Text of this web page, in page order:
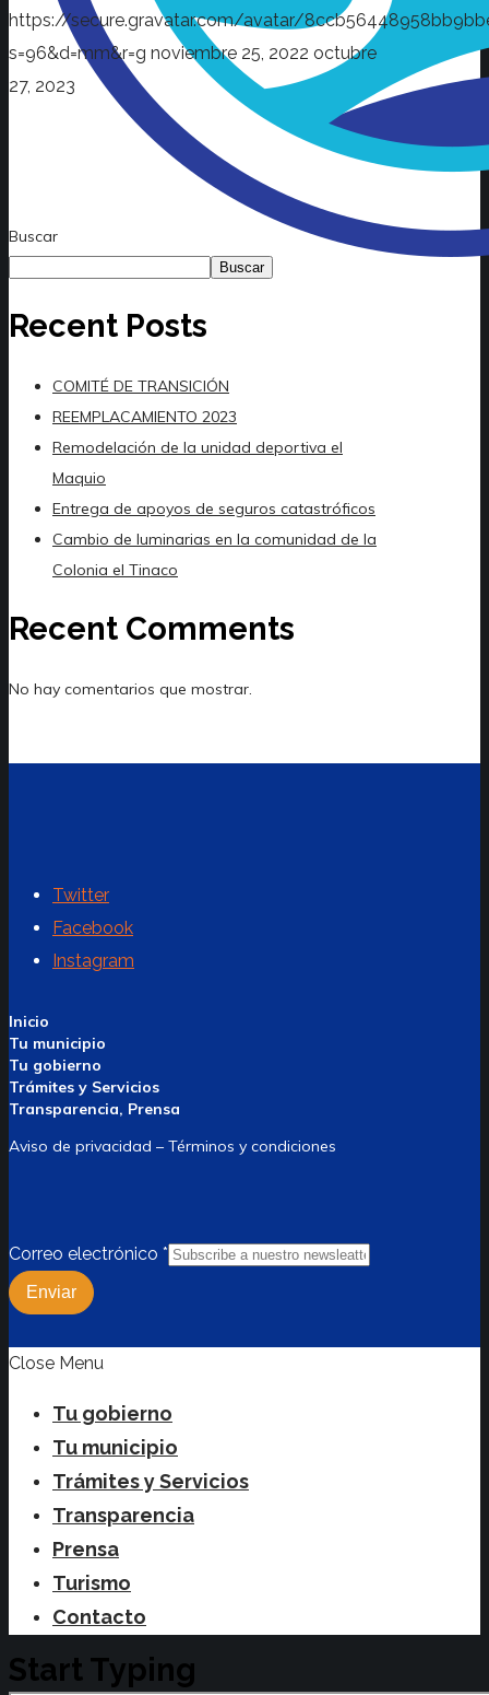
https://secure.gravatar.com/avatar/
s=96&d=mm&r=g noviembre 25, 2022 octubre
27, 2023
Buscar
Buscar
Recent Posts
COMITÉ DE TRANSICIÓN
REEMPLACAMIENTO 2023
Remodelación de la unidad deportiva el
Maquio
Entrega de apoyos de seguros catastróficos
Cambio de luminarias en la comunidad de la
Colonia el Tinaco
Recent Comments
No hay comentarios que mostrar.
Twitter
Facebook
Instagram
Inicio
Tu municipio
Tu gobierno
Trámites y Servicios
Transparencia, Prensa
Aviso de privacidad – Términos y condiciones
Correo electrónico *
Enviar
Close Menu
Tu gobierno
Tu municipio
Trámites y Servicios
Transparencia
Prensa
Turismo
Contacto
Start Typing